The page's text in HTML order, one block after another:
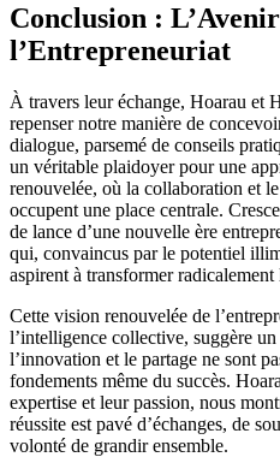
Conclusion :
l’Entrepreneuriat
À travers leur échange, Hoarau et
repenser notre manière de
dialogue, parsemé de conseils
un véritable plaidoyer pour une
renouvelée, où la collaboration et
occupent une place centrale.
de lance d’une nouvelle ère
qui, convaincus par le potentiel
aspirent à transformer
Cette vision renouvelée de
l’intelligence collective, suggère
l’innovation et le partage ne sont
fondements même du succès.
expertise et leur passion, nous
réussite est pavé d’échanges, de
volonté de grandir ensemble.